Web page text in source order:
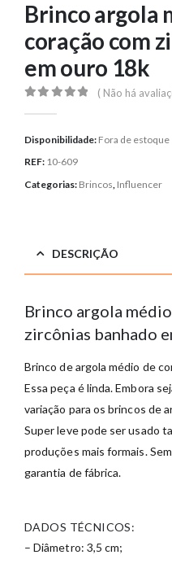
Brinco argola
coração com
em ouro 18k
( Não há
Disponibilidade: Fora de estoque
REF: 10-609
Categorias: Brincos, Influencer
DESCRIÇÃO
Brinco argola
zircônias banhado
Brinco de argola médio de
Essa peça é linda. Embora
variação para os brincos de
Super leve pode ser usado
produções mais formais.
garantia de fábrica.
DADOS TÉCNICOS:
– Diâmetro: 3,5 cm;